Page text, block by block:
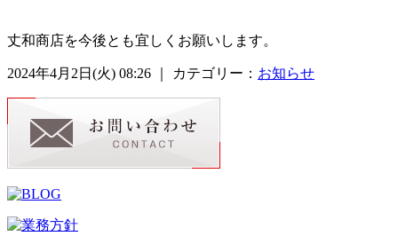
丈和商店を今後とも宜しくお願いします。
2024年4月2日(火) 08:26 ｜ カテゴリー： お知らせ